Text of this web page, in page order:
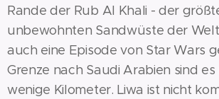
Rande der Rub Al Khali - der
unbewohnten Sandwüste der
auch eine Episode von Star Wars
Grenze nach Saudi Arabien sind
wenige Kilometer. Liwa ist nicht